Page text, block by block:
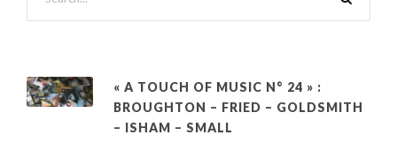
« A TOUCH OF MUSIC N° 24 » :
BROUGHTON – FRIED – GOLDSMITH
– ISHAM – SMALL